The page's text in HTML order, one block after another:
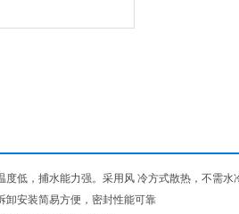
度低，捕水能力强。采用风 冷方式散热，不需水
卸安装简易方便，密封性能可靠